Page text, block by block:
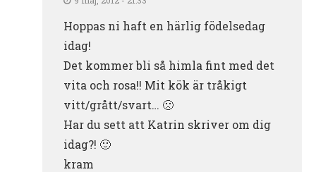
Hoppas ni haft en härlig födelsedag
idag!
Det kommer bli så himla fint med det
vita och rosa!! Mit kök är tråkigt
vitt/grått/svart… 🙁
Har du sett att Katrin skriver om dig
idag?! 🙂
kram